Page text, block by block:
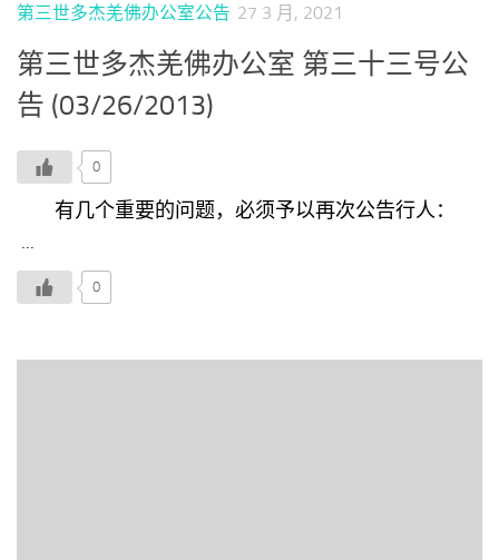
第三世多杰羌佛办公室公告 27 3 月, 2021
第三世多杰羌佛办公室 第三十三号公
告 (03/26/2013)
0
有几个重要的问题，必须予以再次公告行人：
...
0